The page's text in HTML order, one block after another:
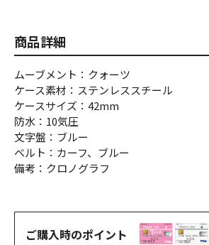
商品詳細
ムーブメント：クォーツ
ケース素材：ステンレススチール
ケースサイズ：42mm
防水：10気圧
文字盤：ブルー
ベルト：カーフ、ブルー
備考：クロノグラフ
ご購入時のポイント